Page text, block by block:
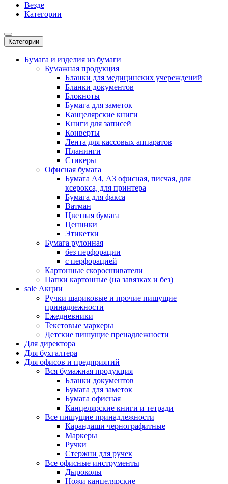
Везде
Категории
Категории
Бумага и изделия из бумаги
Бумажная продукция
Бланки для медицинских учереждений
Бланки документов
Блокноты
Бумага для заметок
Канцелярские книги
Книги для записей
Конверты
Лента для кассовых аппаратов
Планинги
Стикеры
Офисная бумага
Бумага А4, А3 офисная, писчая, для
ксерокса, для принтера
Бумага для факса
Ватман
Цветная бумага
Ценники
Этикетки
Бумага рулонная
без перфорации
с перфорацией
Картонные скоросшиватели
Папки картонные (на завязках и без)
sale Акции
Ручки шариковые и прочие пишущие
принадлежности
Ежедневники
Текстовые маркеры
Детские пишущие пренадлежности
Для директора
Для бухгалтера
Для офисов и предприятий
Вся бумажная продукция
Бланки документов
Бумага для заметок
Бумага офисная
Канцелярские книги и тетради
Все пишущие принадлежности
Карандаши чернографитные
Маркеры
Ручки
Стержни для ручек
Все офисные инструменты
Дыроколы
Ножи канцелярские